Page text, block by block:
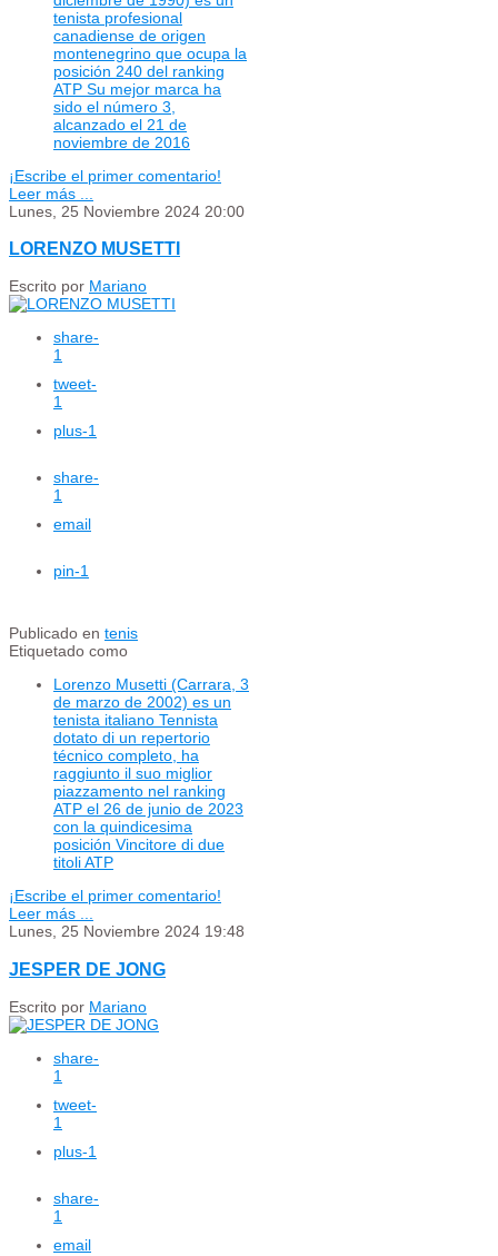
tenista profesional
canadiense de origen
montenegrino que ocupa la
posición 240 del ranking
ATP Su mejor marca ha
sido el número 3,
alcanzado el 21 de
noviembre de 2016
¡Escribe el primer comentario!
Leer más ...
Lunes, 25 Noviembre 2024 20:00
LORENZO MUSETTI
Escrito por Mariano
share-
1
tweet-
1
plus-1
share-
1
email
pin-1
Publicado en tenis
Etiquetado como
Lorenzo Musetti (Carrara, 3
de marzo de 2002) es un
tenista italiano Tennista
dotato di un repertorio
técnico completo, ha
raggiunto il suo miglior
piazzamento nel ranking
ATP el 26 de junio de 2023
con la quindicesima
posición Vincitore di due
titoli ATP
¡Escribe el primer comentario!
Leer más ...
Lunes, 25 Noviembre 2024 19:48
JESPER DE JONG
Escrito por Mariano
share-
1
tweet-
1
plus-1
share-
1
email